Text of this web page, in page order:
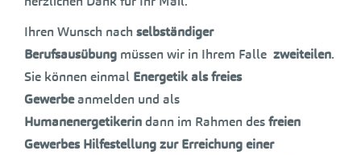
Ihren Wunsch nach selbständiger
Berufsausübung müssen wir in Ihrem Falle zweiteilen.
Sie können einmal Energetik als freies
Gewerbeanmelden und als
Humanenergetikerindann im Rahmen desfreien
Gewerbes Hilfestellung zur Erreichung einer